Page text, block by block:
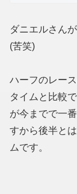
ダニエルさん
(苦笑)
ハーフのレー
タイムと比較
が今までで一
すから後半と
ムです。